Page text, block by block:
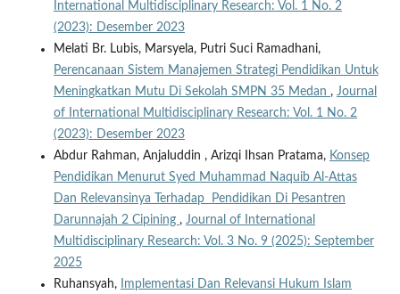
International Multidisciplinary Research: Vol. 1 No. 2
(2023): Desember 2023
Melati Br. Lubis, Marsyela, Putri Suci Ramadhani,
Perencanaan Sistem Manajemen Strategi Pendidikan Untuk
Meningkatkan Mutu Di Sekolah SMPN 35 Medan , Journal
of International Multidisciplinary Research: Vol. 1 No. 2
(2023): Desember 2023
Abdur Rahman, Anjaluddin , Arizqi Ihsan Pratama, Konsep
Pendidikan Menurut Syed Muhammad Naquib Al-Attas
Dan Relevansinya Terhadap Pendidikan Di Pesantren
Darunnajah 2 Cipining , Journal of International
Multidisciplinary Research: Vol. 3 No. 9 (2025): September
2025
Ruhansyah,
Implementasi Dan Relevansi Hukum Islam